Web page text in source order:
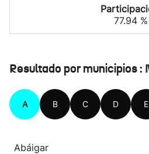
77.94 %
Resultado por municipios :
A B C D E
Abáigar